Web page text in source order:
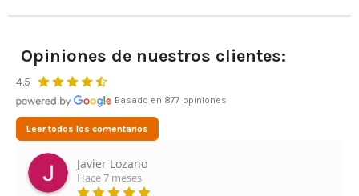
Opiniones de nuestros clientes:
4.5
Basado en 877 opiniones
Leer todos los comentarios
Leonardo Cifuentes Ortiz
Hace 3 meses